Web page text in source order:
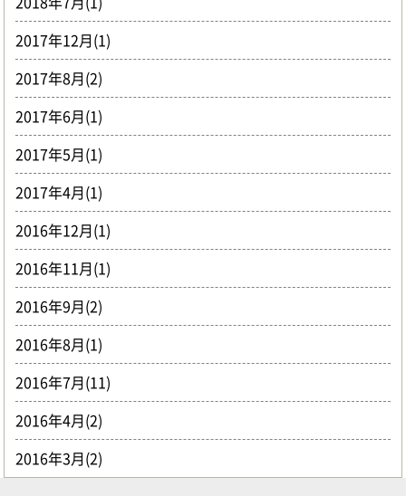
2017年12月(1)
2017年8月(2)
2017年6月(1)
2017年5月(1)
2017年4月(1)
2016年12月(1)
2016年11月(1)
2016年9月(2)
2016年8月(1)
2016年7月(11)
2016年4月(2)
2016年3月(2)